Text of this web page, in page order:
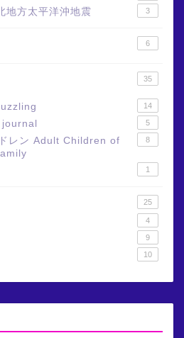
方太平洋沖地震 3
6
35
14
5
レン Adult Children of
8
1
25
4
9
10